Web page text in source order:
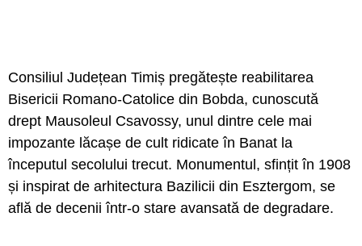
Consiliul Județean Timiș pregătește reabilitarea
Bisericii Romano-Catolice din Bobda, cunoscută
drept Mausoleul Csavossy, unul dintre cele mai
impozante lăcașe de cult ridicate în Banat la
începutul secolului trecut. Monumentul, sfințit în 1908
și inspirat de arhitectura Bazilicii din Esztergom, se
află de decenii într-o stare avansată de degradare.